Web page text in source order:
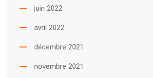
juin 2022
avril 2022
décembre 2021
novembre 2021